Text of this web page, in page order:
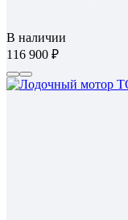
В наличии
116 900